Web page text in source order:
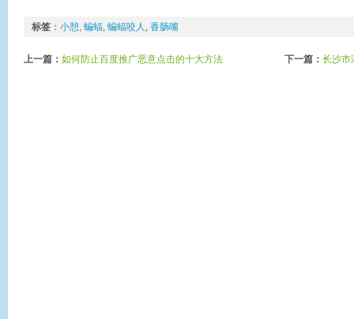
标签 ： 小憩, 蝙蝠, 蝙蝠咬人 , 香肠嘴
上一篇： 如何防止百度推广恶意点击的十大方法 下一篇： 长沙市湘